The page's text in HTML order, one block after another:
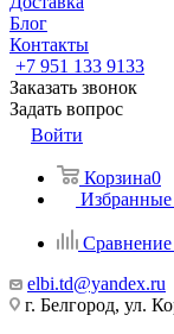
Блог
Контакты
+7 951 133 9133
Заказать звонок
Задать вопрос
Войти
Корзина0
Сравнение
elbi.td@yandex.ru
г. Белгород, ул.